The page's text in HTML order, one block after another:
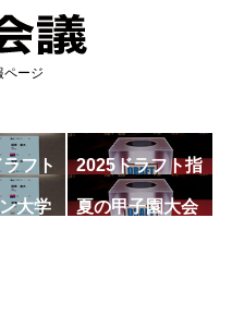
ページ
フト
2025ドラフト指
名一覧
大学
夏の甲子園大会